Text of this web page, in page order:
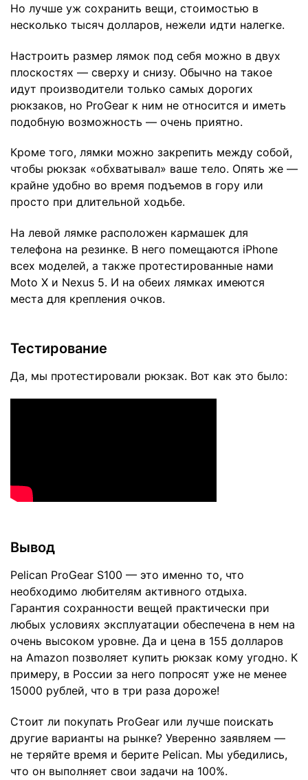
Но лучше уж сохранить вещи, стоимостью в
несколько тысяч долларов, нежели идти налегке.
Настроить размер лямок под себя можно в двух
плоскостях — сверху и снизу. Обычно на такое
идут производители только самых дорогих
рюкзаков, но ProGear к ним не относится и иметь
подобную возможность — очень приятно.
Кроме того, лямки можно закрепить между собой,
чтобы рюкзак «обхватывал» ваше тело. Опять же —
крайне удобно во время подъемов в гору или
просто при длительной ходьбе.
На левой лямке расположен кармашек для
телефона на резинке. В него помещаются iPhone
всех моделей, а также протестированные нами
Moto X и Nexus 5. И на обеих лямках имеются
места для крепления очков.
Тестирование
Да, мы протестировали рюкзак. Вот как это было:
Вывод
Pelican ProGear S100 — это именно то, что
необходимо любителям активного отдыха.
Гарантия сохранности вещей практически при
любых условиях эксплуатации обеспечена в нем на
очень высоком уровне. Да и цена в 155 долларов
на Amazon позволяет купить рюкзак кому угодно. К
примеру, в России за него попросят уже не менее
15000 рублей, что в три раза дороже!
Стоит ли покупать ProGear или лучше поискать
другие варианты на рынке? Уверенно заявляем —
не теряйте время и берите Pelican. Мы убедились,
что он выполняет свои задачи на 100%.